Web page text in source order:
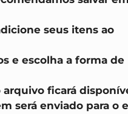
seus itens ao
e escolha a forma de
arquivo ficará
será enviado para o